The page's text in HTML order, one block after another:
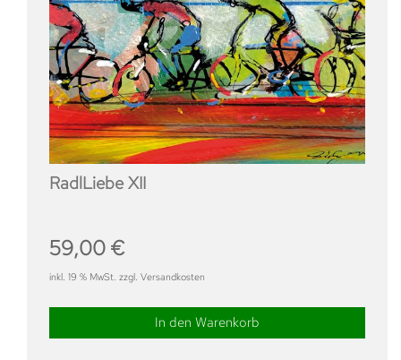
RadlLiebe XII
59,00 €
inkl. 19 % MwSt. zzgl. Versandkosten
In den Warenkorb